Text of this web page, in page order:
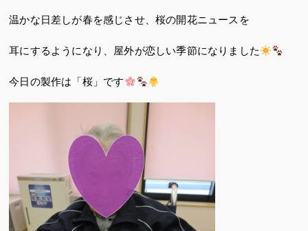
温かな日差しが春を感じさせ、桜の開花ニュースを
耳にするようになり、屋外が恋しい季節になりました
今日の製作は「桜」です